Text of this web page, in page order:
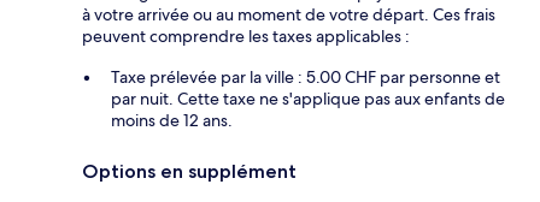
à votre arrivée ou au moment de votre départ. Ces frais
peuvent comprendre les taxes applicables :
Taxe prélevée par la ville : 5.00 CHF par personne et
par nuit. Cette taxe ne s'applique pas aux enfants de
moins de 12 ans.
Options en supplément